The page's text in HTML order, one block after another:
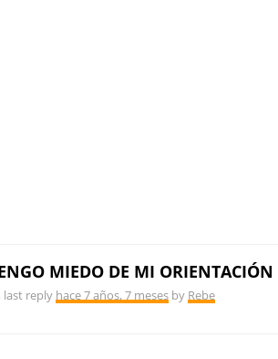
MIEDO DE MI ORIENTACIÓN
, last reply hace 7 años, 7 meses by Rebe